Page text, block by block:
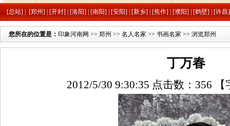
[总站] [郑州] [开封] [洛阳] [南阳] [安阳] [新乡] [焦作] [濮阳] [鹤壁] [许昌]
您所在的位置是： 印象河南网 >> 郑州 >> 名人名家 >> 书画名家 >> 浏览郑州
丁万春
2012/5/30 9:30:35 点击数： 356